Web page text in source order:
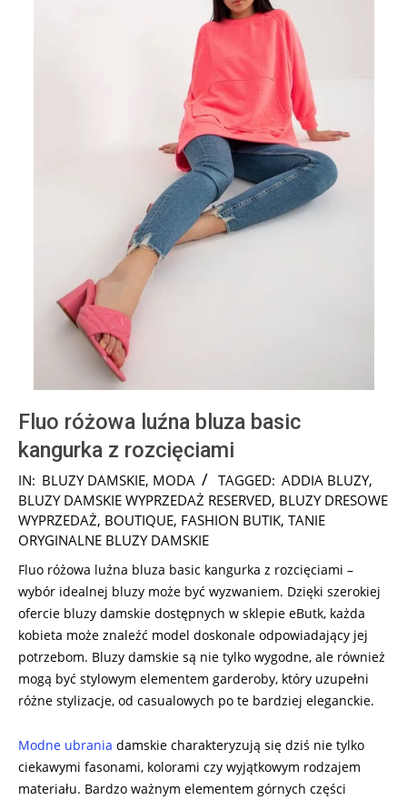
Fluo różowa luźna bluza basic
kangurka z rozcięciami
2024-
08-
06
IN: BLUZY DAMSKIE, MODA TAGGED: ADDIA BLUZY,
BLUZY DAMSKIE WYPRZEDAŻ RESERVED, BLUZY DRESOWE
WYPRZEDAŻ, BOUTIQUE, FASHION BUTIK, TANIE
ORYGINALNE BLUZY DAMSKIE
Fluo różowa luźna bluza basic kangurka z rozcięciami –
wybór idealnej bluzy może być wyzwaniem. Dzięki szerokiej
ofercie bluzy damskie dostępnych w sklepie eButk, każda
kobieta może znaleźć model doskonale odpowiadający jej
potrzebom. Bluzy damskie są nie tylko wygodne, ale również
mogą być stylowym elementem garderoby, który uzupełni
różne stylizacje, od casualowych po te bardziej eleganckie.
Modne ubrania damskie charakteryzują się dziś nie tylko
ciekawymi fasonami, kolorami czy wyjątkowym rodzajem
materiału. Bardzo ważnym elementem górnych części